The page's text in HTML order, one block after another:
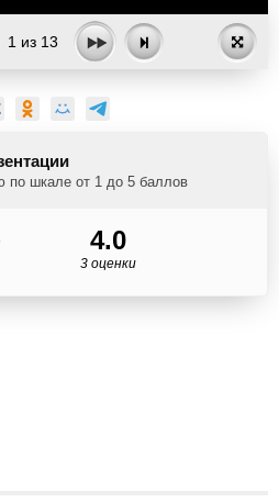
1 из 13
по шкале от 1 до 5 баллов
4.0
3 оценки